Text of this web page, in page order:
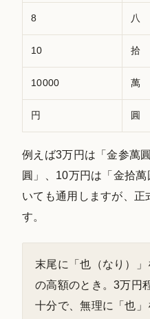
8 八
10 拾
10000 萬
円 圓
例えば3万円は「金参萬
圓」、10万円は「金拾
いても通用しますが、
す。
末尾に「也（なり）
の高額のとき。3万円
十分で、無理に「也